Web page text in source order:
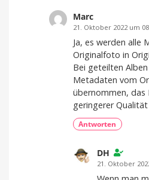
Marc
21. Oktober 2022 um
Ja, es werden alle
Originalfoto in
Bei geteilten
Metadaten vom
übernommen, das
geringerer
Antworten
DH
21. Oktober